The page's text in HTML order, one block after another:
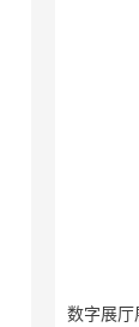
数字展厅